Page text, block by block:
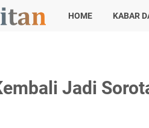
HOME KABAR
Jadi